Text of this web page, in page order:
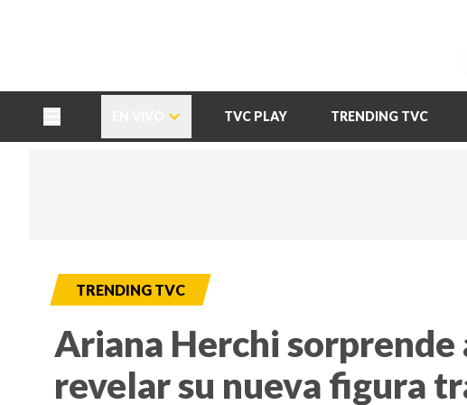
TVC PLAY TRENDING TVC
TRENDING TVC
Ariana Herchi sorprende
revelar su nueva figura